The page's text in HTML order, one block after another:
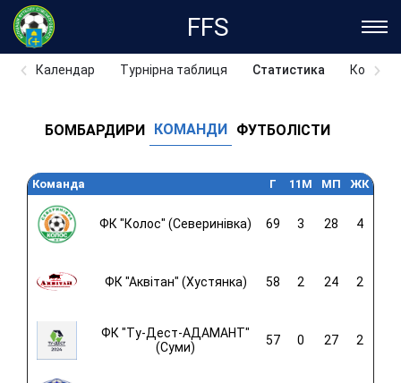
FFS
Календар Турнірна таблиця Статистика
БОМБАРДИРИ КОМАНДИ ФУТБОЛІСТИ
Команда Г 11M МП ЖК
ФК "Колос" (Северинівка) 69 3 28 4
ФК "Аквітан" (Хустянка) 58 2 24 2
ФК "Ту-Дест-АДАМАНТ"
(Суми)
57 0 27 2